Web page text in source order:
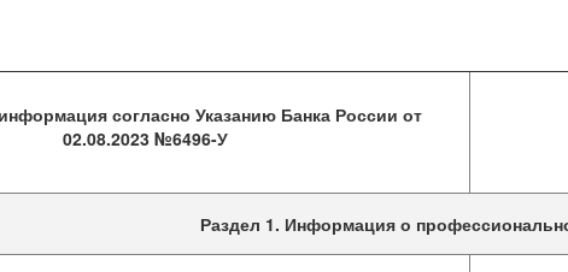
информации
участником
бумаг
№ 6496-У)
согласно Указанию Банка России от
02.08.2023 №6496-У
Раздел 1. Информация о